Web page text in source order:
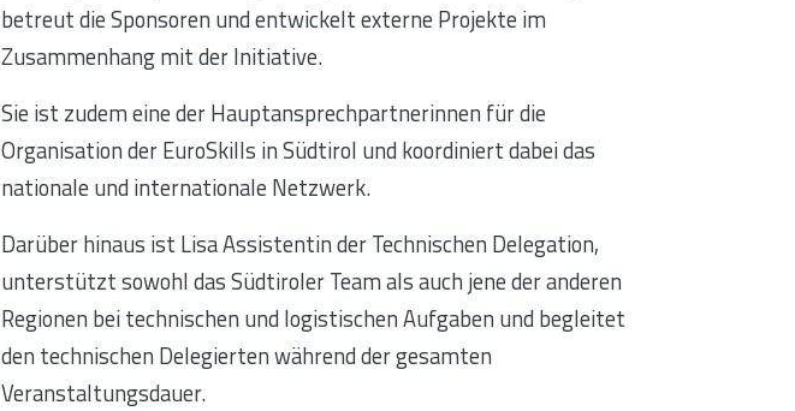
betreut die Sponsoren und entwickelt externe Projekte im
Zusammenhang mit der Initiative.
Sie ist zudem eine der Hauptansprechpartnerinnen für die
Organisation der EuroSkills in Südtirol und koordiniert dabei das
nationale und internationale Netzwerk.
Darüber hinaus ist Lisa Assistentin der Technischen Delegation,
unterstützt sowohl das Südtiroler Team als auch jene der anderen
Regionen bei technischen und logistischen Aufgaben und begleitet
den technischen Delegierten während der gesamten
Veranstaltungsdauer.